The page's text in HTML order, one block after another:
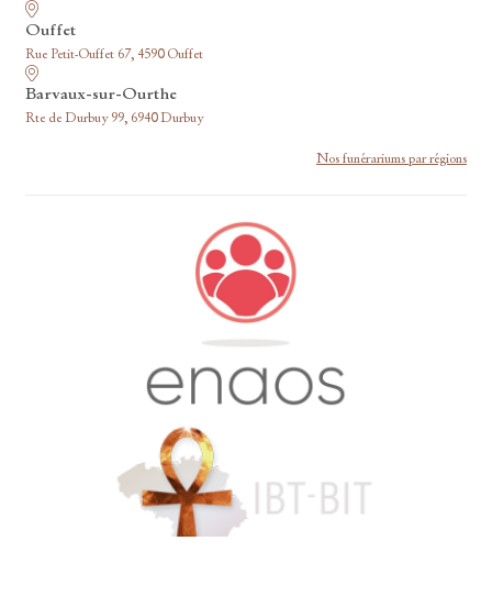
Ouffet
Rue Petit-Ouffet 67, 4590 Ouffet
Barvaux-sur-Ourthe
Rte de Durbuy 99, 6940 Durbuy
Nos funérariums par régions